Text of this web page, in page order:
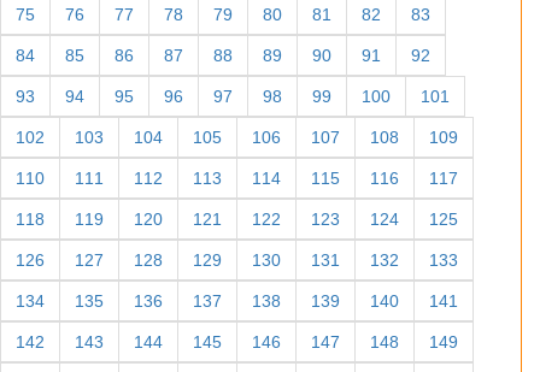
75 76 77 78 79 80 81 82 83
84 85 86 87 88 89 90 91 92
93 94 95 96 97 98 99 100 101
102 103 104 105 106 107 108 109
110 111 112 113 114 115 116 117
118 119 120 121 122 123 124 125
126 127 128 129 130 131 132 133
134 135 136 137 138 139 140 141
142 143 144 145 146 147 148 149